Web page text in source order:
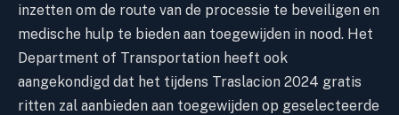
inzetten om de route van de processie te beveiligen en
medische hulp te bieden aan toegewijden in nood. Het
Department of Transportation heeft ook
aangekondigd dat het tijdens Traslacion 2024 gratis
ritten zal aanbieden aan toegewijden op geselecteerde